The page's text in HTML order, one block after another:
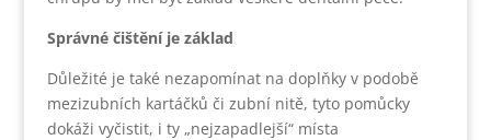
Správné čištění je základ
Důležité je také nezapomínat na doplňky v podobě
mezizubních kartáčků či zubní nitě, tyto pomůcky
dokáži vyčistit, i ty „nejzapadlejší“ místa